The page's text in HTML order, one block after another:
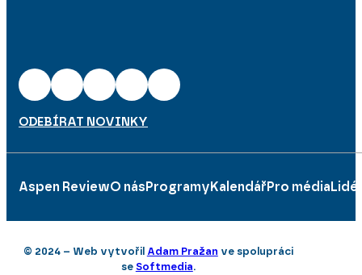
ODEBÍRAT NOVINKY
Aspen ReviewO nás Programy Kalendář Pro média Lidé
© 2024 – Web vytvořil Adam Pražan ve spolupráci
se Softmedia.